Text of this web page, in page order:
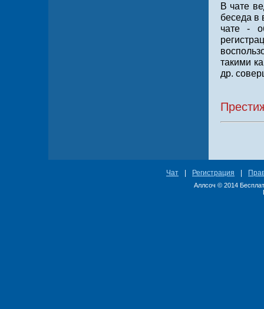
В чате
беседа в
чате -
такими
др.
Чат | Регистрация |
Аллсоч © 2014